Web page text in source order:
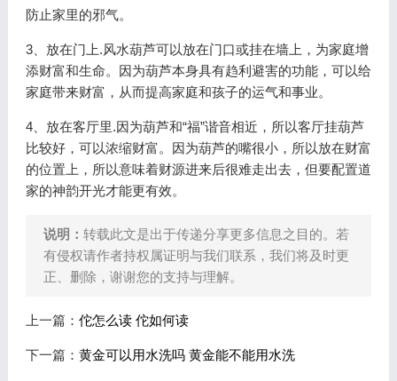
防止家里的邪气。
3、放在门上.风水葫芦可以放在门口或挂在墙上，为家庭增
添财富和生命。因为葫芦本身具有趋利避害的功能，可以给
家庭带来财富，从而提高家庭和孩子的运气和事业。
4、放在客厅里.因为葫芦和“福”谐音相近，所以客厅挂葫芦
比较好，可以浓缩财富。因为葫芦的嘴很小，所以放在财富
的位置上，所以意味着财源进来后很难走出去，但要配置道
家的神韵开光才能更有效。
说明： 转载此文是出于传递分享更多信息之目的。若
有侵权请作者持权属证明与我们联系，我们将及时更
正、删除，谢谢您的支持与理解。
上一篇： 佗怎么读 佗如何读
下一篇： 黄金可以用水洗吗 黄金能不能用水洗